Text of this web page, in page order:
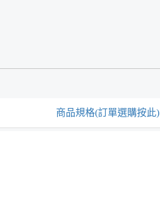
商品規格(訂單選購按此)